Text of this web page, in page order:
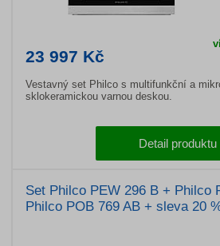
23 997 Kč
Vestavný set Philco s multifunkční a
sklokeramickou varnou deskou.
Detail produktu
Set Philco PEW 296 B + Philco
Philco POB 769 AB + sleva 20